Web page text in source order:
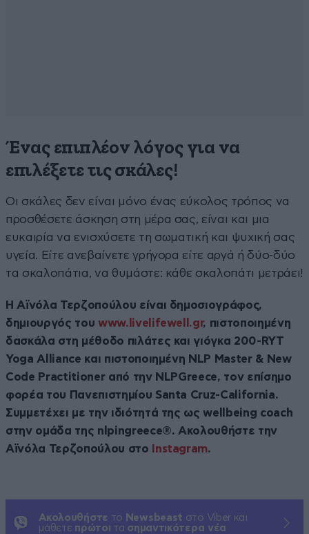
Ένας επιπλέον λόγος για να
επιλέξετε τις σκάλες!
Οι σκάλες δεν είναι μόνο ένας εύκολος τρόπος να
προσθέσετε άσκηση στη μέρα σας, είναι και μια
ευκαιρία να ενισχύσετε τη σωματική και ψυχική σας
υγεία. Είτε ανεβαίνετε γρήγορα είτε αργά ή δύο-δύο
τα σκαλοπάτια, να θυμάστε: κάθε σκαλοπάτι μετράει!
Η Αϊνόλα Τερζοπούλου είναι δημοσιογράφος,
δημιουργός του www.livelifewell.gr, πιστοποιημένη
δασκάλα στη μέθοδο πιλάτες και γιόγκα 200-RYT
Yoga Alliance και πιστοποιημένη NLP Master & New
Code Practitioner από την NLPGreece, τον επίσημο
φορέα του Πανεπιστημίου Santa Cruz-California.
Συμμετέχει με την ιδιότητά της ως wellbeing coach
στην ομάδα της nlpingreece®. Ακολουθήστε την
Αϊνόλα Τερζοπούλου στο
Instagram.
Ακολουθήστε το Newsbeast στο Viber και
μάθετε πρώτοι τα σημαντικότερα νέα